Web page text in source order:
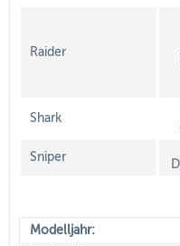
Raider
Shark
Sniper
Modelljahr: